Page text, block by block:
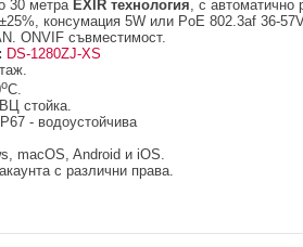
30 метра EXIR технология, с автоматично
консумация 5W или PoE 802.3af 36-
ONVIF съвместимост.
DS-1280ZJ-XS
оC.
стойка.
IP67 - водоустойчива
macOS, Android и iOS.
с различни права.